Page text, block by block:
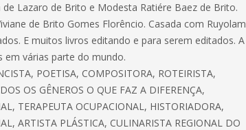
Lazaro de Brito e Modesta Ratiére Baez de Brito.
de Brito Gomes Florêncio. Casada com Ruyolam
E muitos livros editando e para serem editados. A
em várias parte do mundo.
POETISA, COMPOSITORA, ROTEIRISTA,
OS GÊNEROS O QUE FAZ A DIFERENÇA,
TERAPEUTA OCUPACIONAL, HISTORIADORA,
ARTISTA PLÁSTICA, CULINARISTA REGIONAL DO